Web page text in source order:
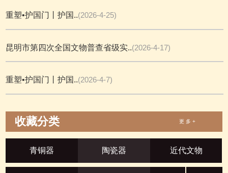
重塑•护国门丨护国..(2026-4-25)
昆明市第四次全国文物普查省级实..(2026-4-17)
重塑•护国门丨护国..(2026-4-7)
收藏分类 更 多 +
青铜器 陶瓷器 近代文物